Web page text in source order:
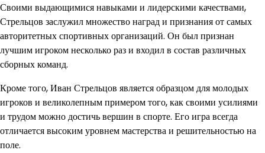
Своими выдающимися навыками и лидерскими качествами,
Стрельцов заслужил множество наград и признания от самых
авторитетных спортивных организаций. Он был признан
лучшим игроком несколько раз и входил в состав различных
сборных команд.
Кроме того, Иван Стрельцов является образцом для молодых
игроков и великолепным примером того, как своими усилиями
и трудом можно достичь вершин в спорте. Его игра всегда
отличается высоким уровнем мастерства и решительностью на
поле.